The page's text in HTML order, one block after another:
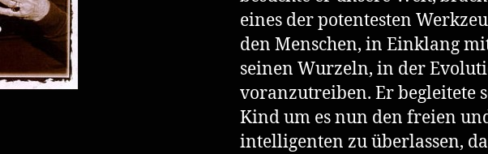
eines der potentesten
den Menschen, in Einklang
seinen Wurzeln, in der
voranzutreiben. Er begleitete
Kind um es nun den freien
intelligenten zu überlassen,